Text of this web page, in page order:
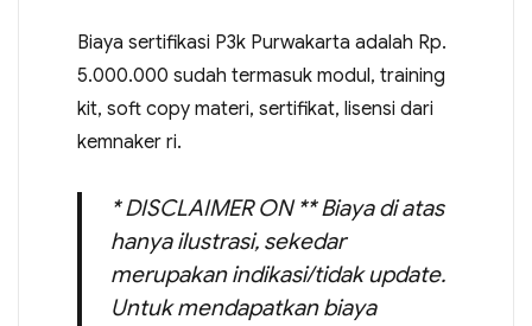
Biaya sertifikasi P3k Purwakarta adalah Rp.
5.000.000 sudah termasuk modul, training
kit, soft copy materi, sertifikat, lisensi dari
kemnaker ri.
* DISCLAIMER ON ** Biaya di atas
hanya ilustrasi, sekedar
merupakan indikasi/tidak update.
Untuk mendapatkan biaya